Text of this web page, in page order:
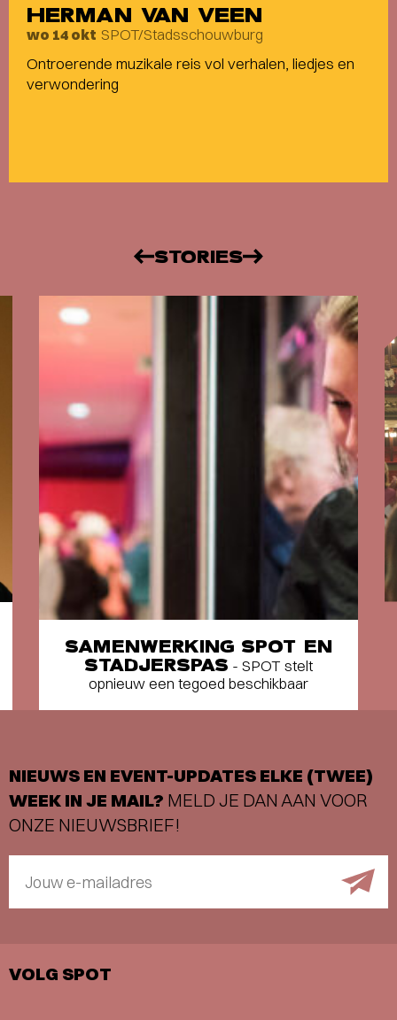
HERMAN VAN VEEN
wo 14 okt SPOT/Stadsschouwburg
Ontroerende muzikale reis vol verhalen, liedjes en
verwondering
STORIES
SAMENWERKING SPOT EN
STADJERSPAS - SPOT stelt
opnieuw een tegoed beschikbaar
NIEUWS EN EVENT-UPDATES ELKE (TWEE)
WEEK IN JE MAIL? MELD JE DAN AAN VOOR
ONZE NIEUWSBRIEF!
Jouw e-mailadres
VOLG SPOT